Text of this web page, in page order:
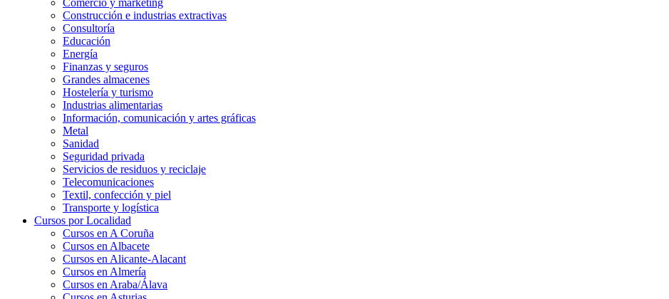
Comercio y marketing
Construcción e industrias extractivas
Consultoría
Educación
Energía
Finanzas y seguros
Grandes almacenes
Hostelería y turismo
Industrias alimentarias
Información, comunicación y artes gráficas
Metal
Sanidad
Seguridad privada
Servicios de residuos y reciclaje
Telecomunicaciones
Textil, confección y piel
Transporte y logística
Cursos por Localidad
Cursos en A Coruña
Cursos en Albacete
Cursos en Alicante-Alacant
Cursos en Almería
Cursos en Araba/Álava